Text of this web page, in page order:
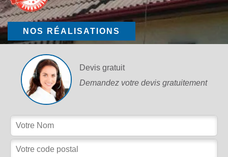
NOS RÉALISATIONS
Devis gratuit
Demandez votre devis gratuitement